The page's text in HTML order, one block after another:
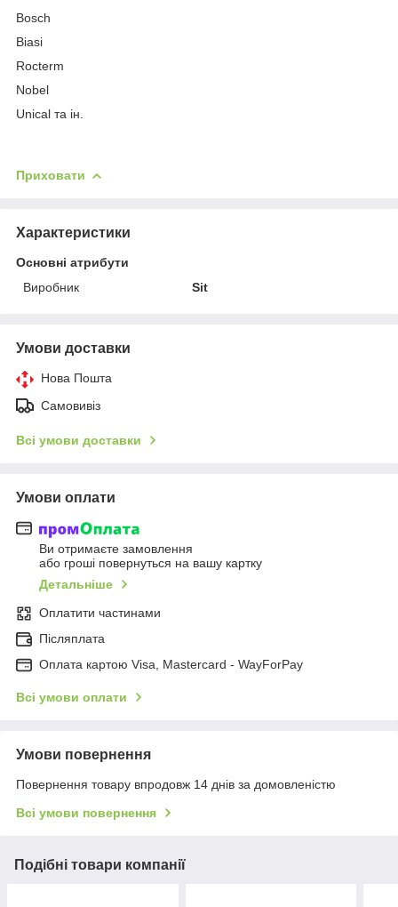
Bosch
Biasi
Rocterm
Nobel
Unical та ін.
Приховати
Характеристики
Основні атрибути
Виробник
Sit
Умови доставки
Нова Пошта
Самовивіз
Всі умови доставки
Умови оплати
Ви отримаєте замовлення
або гроші повернуться на вашу картку
Детальніше
Оплатити частинами
Післяплата
Оплата картою Visa, Mastercard - WayForPay
Всі умови оплати
Умови повернення
Повернення товару впродовж 14 днів за домовленістю
Всі умови повернення
Подібні товари компанії